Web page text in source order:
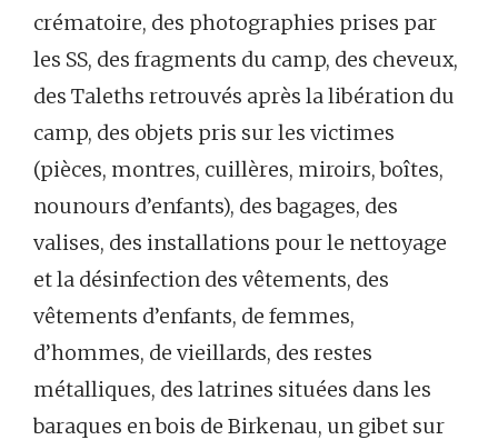
crématoire, des photographies prises par
les SS, des fragments du camp, des cheveux,
des Taleths retrouvés après la libération du
camp, des objets pris sur les victimes
(pièces, montres, cuillères, miroirs, boîtes,
nounours d’enfants), des bagages, des
valises, des installations pour le nettoyage
et la désinfection des vêtements, des
vêtements d’enfants, de femmes,
d’hommes, de vieillards, des restes
métalliques, des latrines situées dans les
baraques en bois de Birkenau, un gibet sur